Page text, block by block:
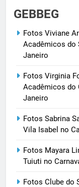
GEBBEG
Fotos Viviane
Acadêmicos do
Janeiro
Fotos Virginia
Acadêmicos do
Janeiro
Fotos Sabrina
Vila Isabel no
Fotos Mayara
Tuiuti no
Fotos Clube do